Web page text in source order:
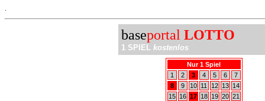
baseportal LOTTO
1 SPIEL kostenlos
Nur 1 Spiel
1
2 3 4 5 6
7
8
9 10 11 12 13
14
15
16 17 18 19 20 21